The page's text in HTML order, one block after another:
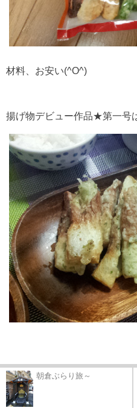
材料、お安い(^O^)
揚げ物デビュー作品★第一号
朝倉ぶらり旅～